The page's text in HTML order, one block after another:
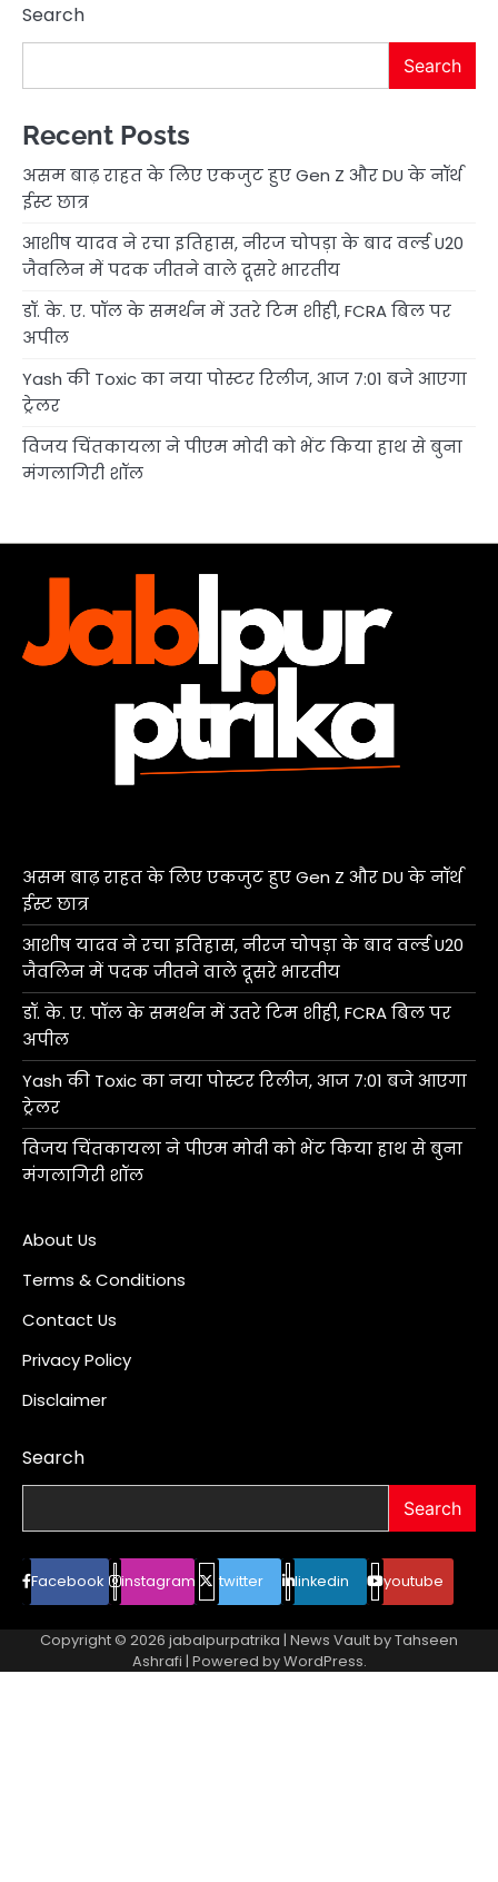
Search
Search
Recent Posts
असम बाढ़ राहत के लिए एकजुट हुए Gen Z और DU के नॉर्थ
ईस्ट छात्र
आशीष यादव ने रचा इतिहास, नीरज चोपड़ा के बाद वर्ल्ड U20
जैवलिन में पदक जीतने वाले दूसरे भारतीय
डॉ. के. ए. पॉल के समर्थन में उतरे टिम शीही, FCRA बिल पर
अपील
Yash की Toxic का नया पोस्टर रिलीज, आज 7:01 बजे आएगा
ट्रेलर
विजय चिंतकायला ने पीएम मोदी को भेंट किया हाथ से बुना
मंगलागिरी शॉल
असम बाढ़ राहत के लिए एकजुट हुए Gen Z और DU के नॉर्थ
ईस्ट छात्र
आशीष यादव ने रचा इतिहास, नीरज चोपड़ा के बाद वर्ल्ड U20
जैवलिन में पदक जीतने वाले दूसरे भारतीय
डॉ. के. ए. पॉल के समर्थन में उतरे टिम शीही, FCRA बिल पर
अपील
Yash की Toxic का नया पोस्टर रिलीज, आज 7:01 बजे आएगा
ट्रेलर
विजय चिंतकायला ने पीएम मोदी को भेंट किया हाथ से बुना
मंगलागिरी शॉल
About Us
Terms & Conditions
Contact Us
Privacy Policy
Disclaimer
Search
Search
Facebook instagram twitter linkedin youtube
Copyright © 2026 jabalpurpatrika | News Vault byTahseen
Ashrafi | Powered byWordPress.